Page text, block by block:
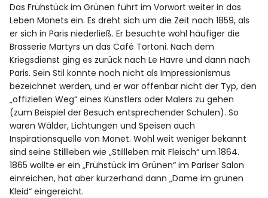
Das Frühstück im Grünen führt im Vorwort weiter in das
Leben Monets ein. Es dreht sich um die Zeit nach 1859, als
er sich in Paris niederließ. Er besuchte wohl häufiger die
Brasserie Martyrs un das Café Tortoni. Nach dem
Kriegsdienst ging es zurück nach Le Havre und dann nach
Paris. Sein Stil konnte noch nicht als Impressionismus
bezeichnet werden, und er war offenbar nicht der Typ, den
„offiziellen Weg“ eines Künstlers oder Malers zu gehen
(zum Beispiel der Besuch entsprechender Schulen). So
waren Wälder, Lichtungen und Speisen auch
Inspirationsquelle von Monet. Wohl weit weniger bekannt
sind seine Stillleben wie „Stillleben mit Fleisch“ um 1864.
1865 wollte er ein „Frühstück im Grünen“ im Pariser Salon
einreichen, hat aber kurzerhand dann „Dame im grünen
Kleid“ eingereicht.